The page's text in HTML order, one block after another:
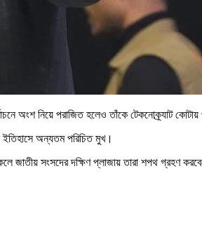
অংশ নিয়ে পরাজিত হলেও তাঁকে টেকনোক্র্যাট কোটায়
অন্যতম পরিচিত মুখ।
জাতীয় সংসদের দক্ষিণ প্লাজায় তারা শপথ গ্রহণ